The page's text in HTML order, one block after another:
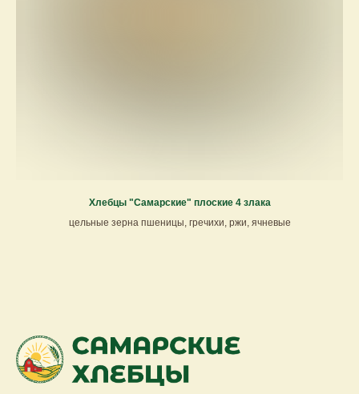
Хлебцы "Самарские" плоские 4 злака
цельные зерна пшеницы, гречихи, ржи, ячневые